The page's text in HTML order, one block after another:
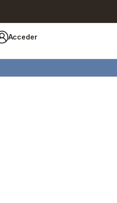
Acceder